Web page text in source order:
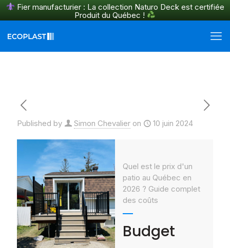
Fier manufacturier : La collection Naturo Deck est certifiée
Produit du Québec !
Published by Simon Chevalier on 10 juin 2024
Quel est le prix d'un
patio au Québec en
2026 ? Guide complet
des coûts
Budget